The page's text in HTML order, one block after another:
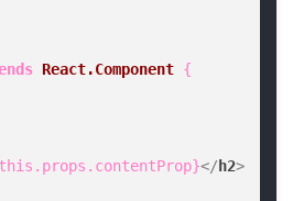
React.Component {
</ h2>